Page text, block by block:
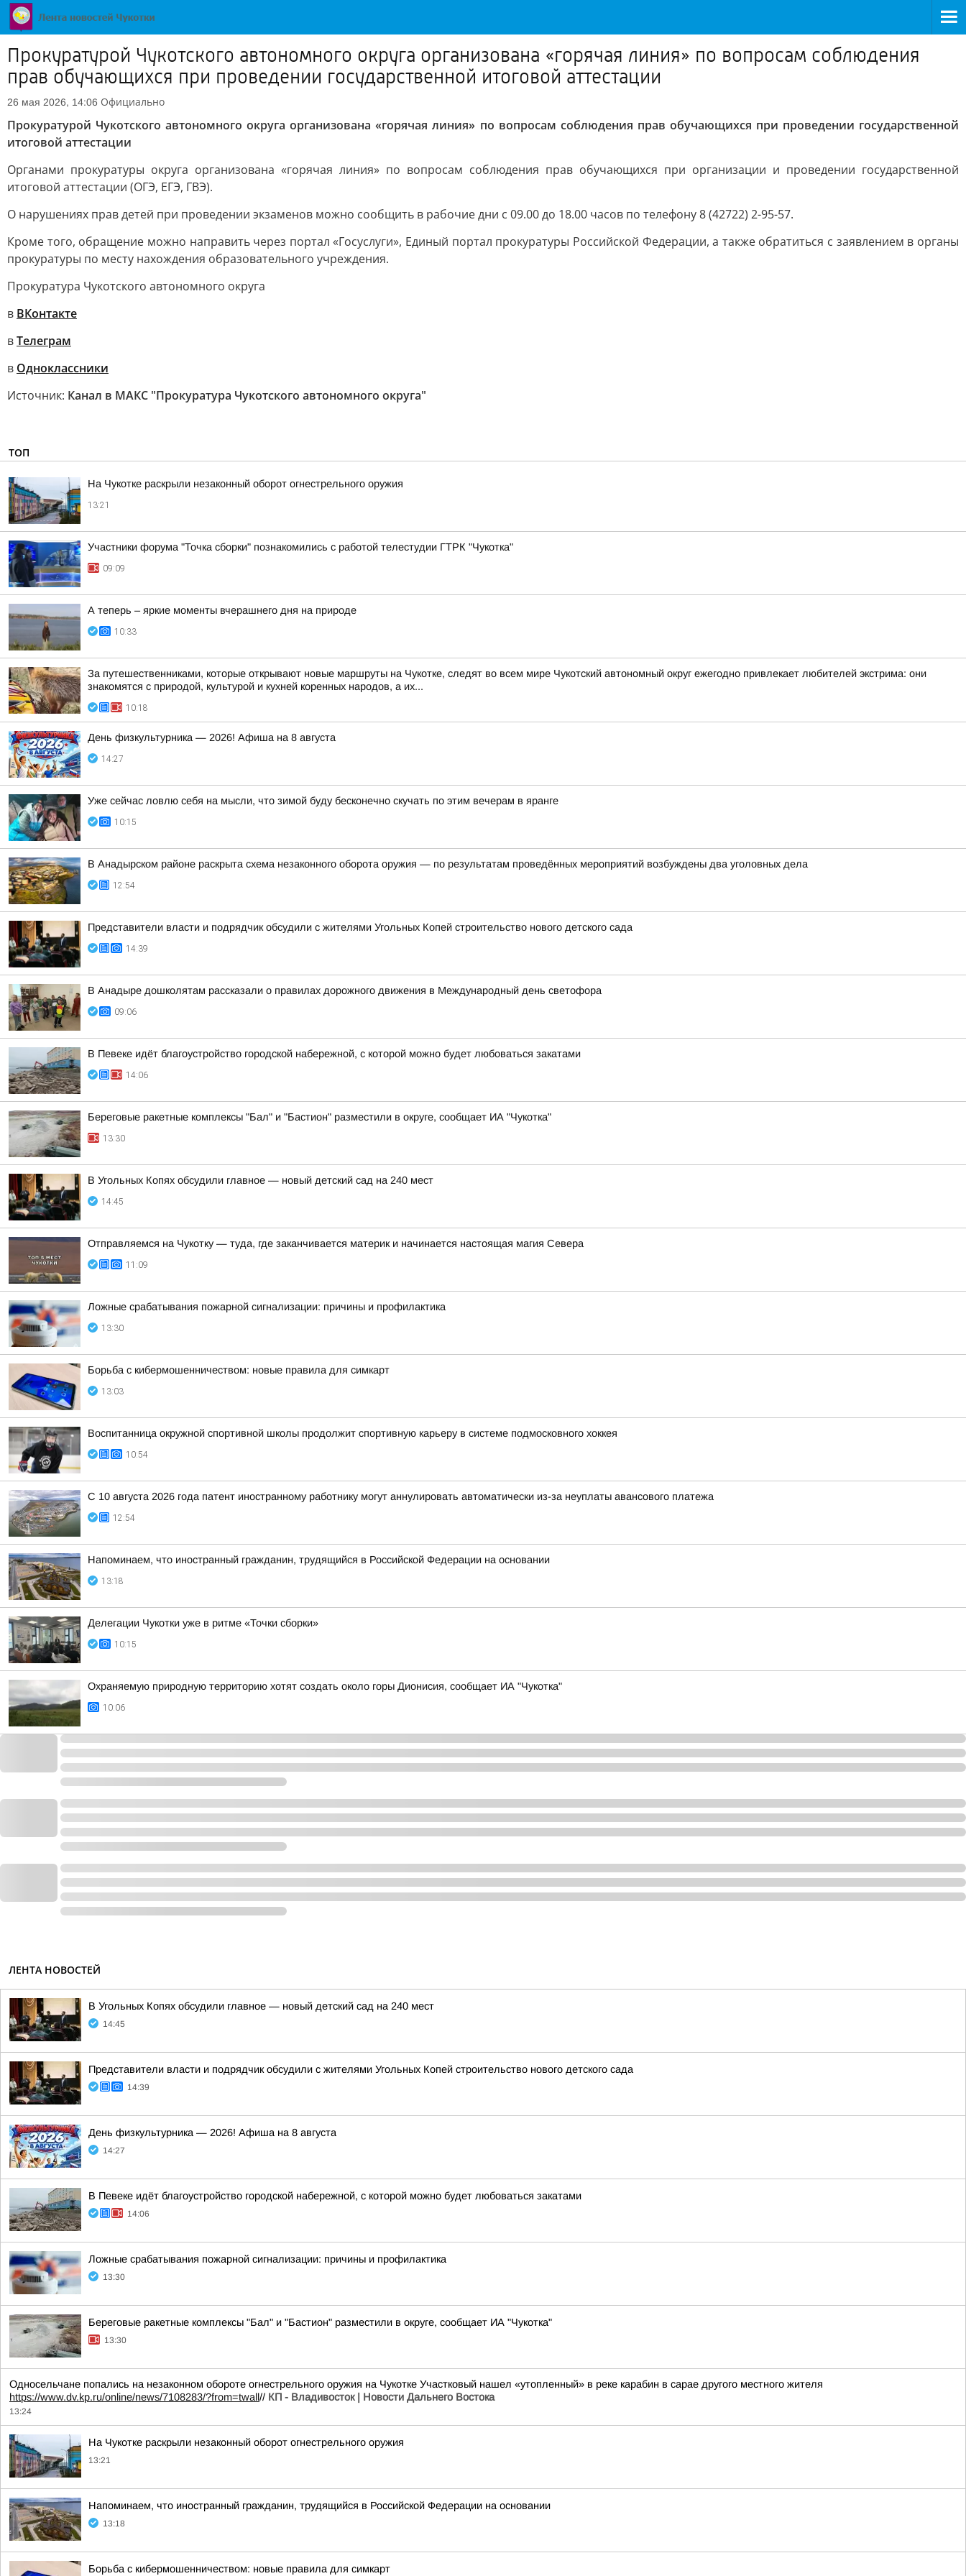
Прокуратурой Чукотского автономного округа организована «горячая линия» по вопросам соблюдения
прав обучающихся при проведении государственной итоговой аттестации
26 мая 2026, 14:06 Официально
Прокуратурой Чукотского автономного округа организована «горячая линия» по вопросам соблюдения прав обучающихся при проведении государственной
итоговой аттестации
Органами прокуратуры округа организована «горячая линия» по вопросам соблюдения прав обучающихся при организации и проведении государственной
итоговой аттестации (ОГЭ, ЕГЭ, ГВЭ).
О нарушениях прав детей при проведении экзаменов можно сообщить в рабочие дни с 09.00 до 18.00 часов по телефону 8 (42722) 2-95-57.
Кроме того, обращение можно направить через портал «Госуслуги», Единый портал прокуратуры Российской Федерации, а также обратиться с заявлением в органы
прокуратуры по месту нахождения образовательного учреждения.
Прокуратура Чукотского автономного округа
в ВКонтакте
вТелеграм
в Одноклассники
Источник: Канал в МАКС "Прокуратура Чукотского автономного округа"
ТОП
На Чукотке раскрыли незаконный оборот огнестрельного оружия
13:21
Участники форума "Точка сборки" познакомились с работой телестудии ГТРК "Чукотка"
09:09
А теперь – яркие моменты вчерашнего дня на природе
10:33
За путешественниками, которые открывают новые маршруты на Чукотке, следят во всем мире Чукотский автономный округ ежегодно привлекает любителей экстрима: они
знакомятся с природой, культурой и кухней коренных народов, а их...
10:18
День физкультурника — 2026! Афиша на 8 августа
14:27
Уже сейчас ловлю себя на мысли, что зимой буду бесконечно скучать по этим вечерам в яранге
10:15
В Анадырском районе раскрыта схема незаконного оборота оружия — по результатам проведённых мероприятий возбуждены два уголовных дела
12:54
Представители власти и подрядчик обсудили с жителями Угольных Копей строительство нового детского сада
14:39
В Анадыре дошколятам рассказали о правилах дорожного движения в Международный день светофора
09:06
В Певеке идёт благоустройство городской набережной, с которой можно будет любоваться закатами
14:06
Береговые ракетные комплексы "Бал" и "Бастион" разместили в округе, сообщает ИА "Чукотка"
13:30
В Угольных Копях обсудили главное — новый детский сад на 240 мест
14:45
Отправляемся на Чукотку — туда, где заканчивается материк и начинается настоящая магия Севера
11:09
Ложные срабатывания пожарной сигнализации: причины и профилактика
13:30
Борьба с кибермошенничеством: новые правила для симкарт
13:03
Воспитанница окружной спортивной школы продолжит спортивную карьеру в системе подмосковного хоккея
10:54
С 10 августа 2026 года патент иностранному работнику могут аннулировать автоматически из-за неуплаты авансового платежа
12:54
Напоминаем, что иностранный гражданин, трудящийся в Российской Федерации на основании
13:18
Делегации Чукотки уже в ритме «Точки сборки»
10:15
Охраняемую природную территорию хотят создать около горы Дионисия, сообщает ИА "Чукотка"
10:06
ЛЕНТА НОВОСТЕЙ
В Угольных Копях обсудили главное — новый детский сад на 240 мест
14:45
Представители власти и подрядчик обсудили с жителями Угольных Копей строительство нового детского сада
14:39
День физкультурника — 2026! Афиша на 8 августа
14:27
В Певеке идёт благоустройство городской набережной, с которой можно будет любоваться закатами
14:06
Ложные срабатывания пожарной сигнализации: причины и профилактика
13:30
Береговые ракетные комплексы "Бал" и "Бастион" разместили в округе, сообщает ИА "Чукотка"
13:30
Односельчане попались на незаконном обороте огнестрельного оружия на Чукотке Участковый нашел «утопленный» в реке карабин в сарае другого местного жителя
https://www.dv.kp.ru/online/news/7108283/?from=twall// КП - Владивосток | Новости Дальнего Востока
13:24
На Чукотке раскрыли незаконный оборот огнестрельного оружия
13:21
Напоминаем, что иностранный гражданин, трудящийся в Российской Федерации на основании
13:18
Борьба с кибермошенничеством: новые правила для симкарт